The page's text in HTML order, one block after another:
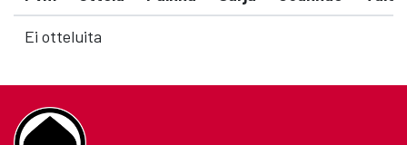
Ei otteluita